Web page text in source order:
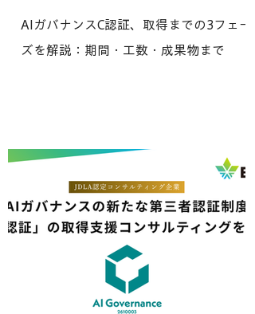
AIガバナンスC認証、取得までの3フェー
ズを解説：期間・工数・成果物まで